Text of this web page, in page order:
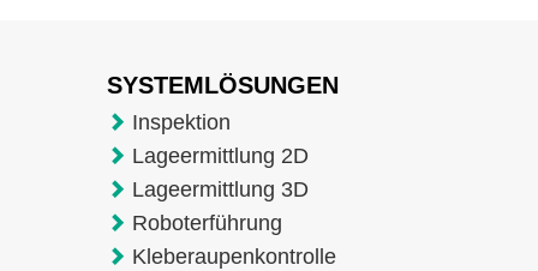
SYSTEMLÖSUNGEN
Inspektion
Lageermittlung 2D
Lageermittlung 3D
Roboterführung
Kleberaupenkontrolle